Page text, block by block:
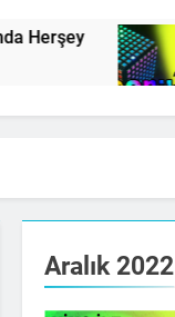
3 Yıl Ago
Aralık 2022